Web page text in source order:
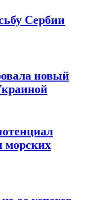
Сербии
новый
морских